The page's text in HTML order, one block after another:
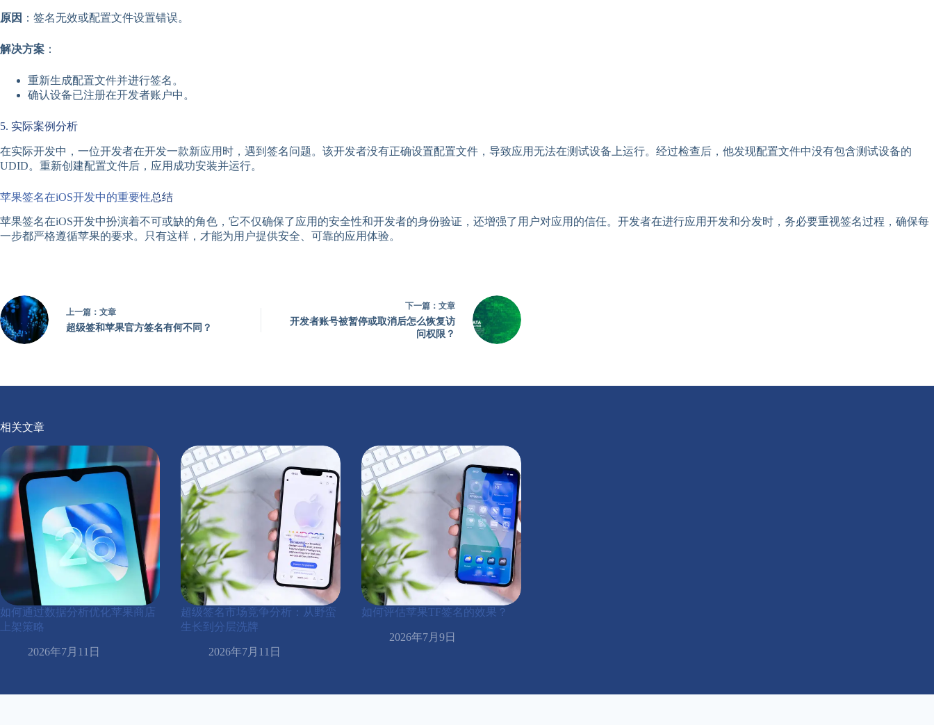
原因 ：签名无效或配置文件设置错误。
解决方案 ：
重新生成配置文件并进行签名。
确认设备已注册在开发者账户中。
5. 实际案例分析
在实际开发中，一位开发者在开发一款新应用时，遇到签名问题。该开发者没有正确设置配置文件，导致应用无法在测试设备上运行。经过检查后，他发现配置文件中没有包含测试设备的
UDID。重新创建配置文件后，应用成功安装并运行。
苹果签名在iOS开发中的重要性总结
苹果签名在iOS开发中扮演着不可或缺的角色，它不仅确保了应用的安全性和开发者的身份验证，还增强了用户对应用的信任。开发者在进行应用开发和分发时，务必要重视签名过程，确保每
一步都严格遵循苹果的要求。只有这样，才能为用户提供安全、可靠的应用体验。
上一篇： 文章
超级签和苹果官方签名有何不同？
下一篇： 文章
开发者账号被暂停或取消后怎么恢复访
问权限？
相关文章
如何通过数据分析优化苹果商店
上架策略
2026年7月11日
超级签名市场竞争分析：从野蛮
生长到分层洗牌
2026年7月11日
如何评估苹果TF签名的效果？
2026年7月9日